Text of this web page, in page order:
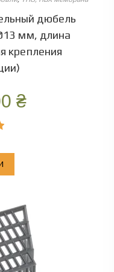
дюбель
мм, длина
крепления
₴